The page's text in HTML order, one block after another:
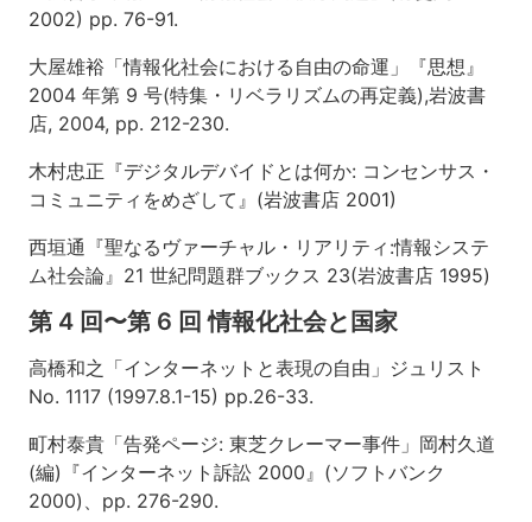
ー
と
統
治
能
性
回
報
セ
キ
リ
テ
ィ
2002) pp. 76-91.
大屋雄裕「情報化社会における自由の命運」『思想』
2004 年第 9 号(特集・リベラリズムの再定義),岩波書
店, 2004, pp. 212-230.
木村忠正『デジタルデバイドとは何か: コンセンサス・
コミュニティをめざして』(岩波書店 2001)
西垣通『聖なるヴァーチャル・リアリティ:情報システ
ム社会論』21 世紀問題群ブックス 23(岩波書店 1995)
第 4 回〜第 6 回 情報化社会と国家
高橋和之「インターネットと表現の自由」ジュリスト
No. 1117 (1997.8.1-15) pp.26-33.
町村泰貴「告発ページ: 東芝クレーマー事件」岡村久道
(編)『インターネット訴訟 2000』(ソフトバンク
2000)、pp. 276-290.